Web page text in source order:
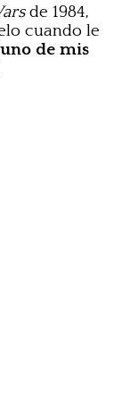
de 1984,
cuando le
uno de mis